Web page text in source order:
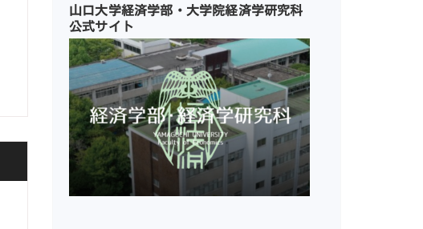
山口大学経済学部・大学院経済学研究科
公式サイト